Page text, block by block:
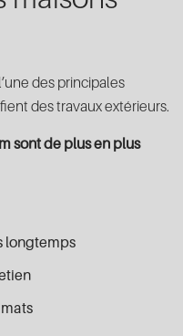
des principales
des travaux extérieurs.
sont de plus en plus
longtemps